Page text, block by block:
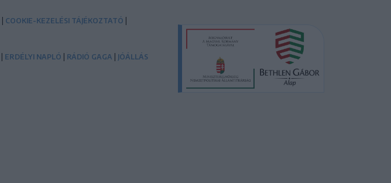
| COOKIE-KEZELÉSI TÁJÉKOZTATÓ |
| ERDÉLYI NAPLÓ | RÁDIÓ GAGA | JÓÁLLÁS